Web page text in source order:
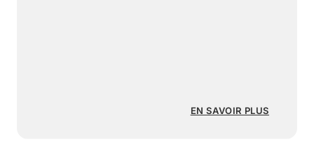
EN SAVOIR PLUS